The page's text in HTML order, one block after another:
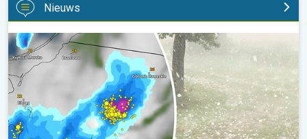
Nieuws
Hagel als tennisballen in Polen. Zwaar onweer treft steden. . .